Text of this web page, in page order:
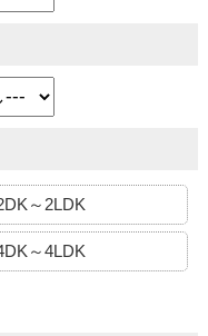
～2LDK
～4LDK